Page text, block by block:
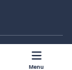
Menu